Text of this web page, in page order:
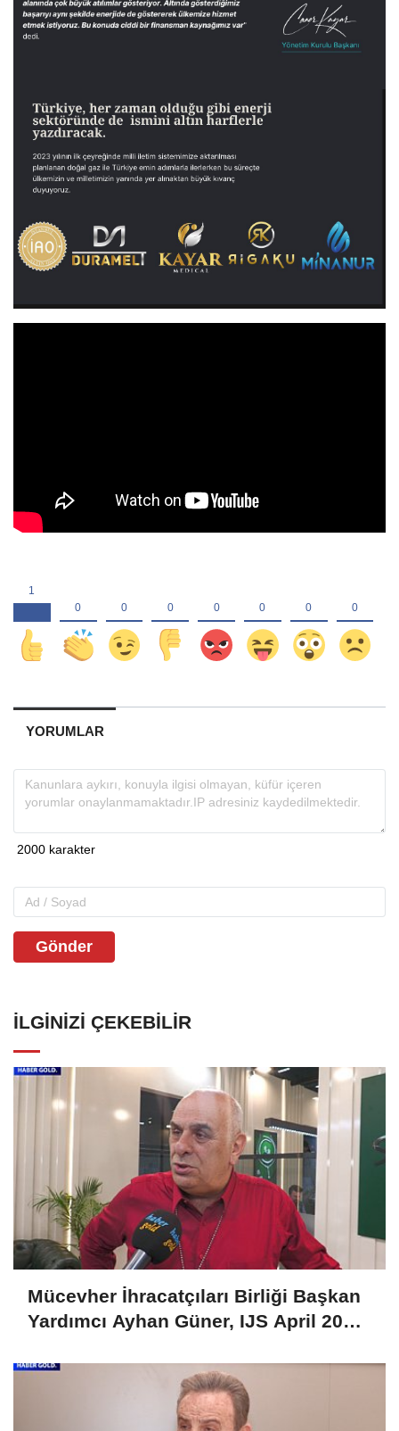
YORUMLAR
Gönder
İLGINIZI ÇEKEBILIR
Mücevher İhracatçıları Birliği Başkan
Yardımcı Ayhan Güner, IJS April 2025